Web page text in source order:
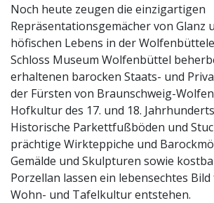
Noch heute zeugen die einzigartigen
Repräsentationsgemächer von Glanz
höfischen Lebens in der
Schloss Museum Wolfenbüttel
erhaltenen barocken Staats- und
der Fürsten von Braunschweig-
Hofkultur des 17. und 18.
Historische Parkettfußböden und
prächtige Wirkteppiche und
Gemälde und Skulpturen sowie
Porzellan lassen ein lebensechtes
Wohn- und Tafelkultur entstehen.